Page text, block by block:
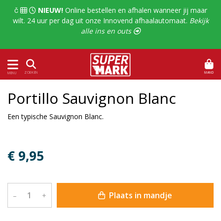
   NIEUW!Online bestellen en afhalen wanneer jij maar
wilt. 24 uur per dag uit onze Innovend afhaalautomaat. Bekijk
alle ins en outs 
MENU ZOEKEN MAND
Portillo Sauvignon Blanc
Een typische Sauvignon Blanc.
€ 9,95
– + Plaats in mandje